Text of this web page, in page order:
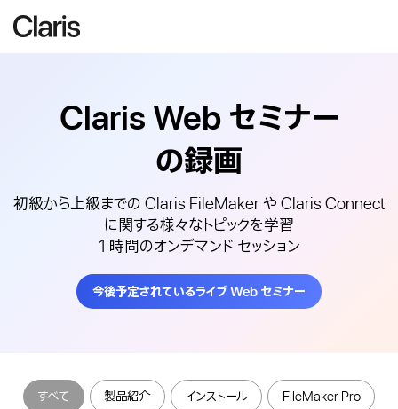
Claris Web セミナー
の録画
初級から上級までの Claris FileMaker や Claris Connect
に関する様々なトピックを学習
1 時間のオンデマンド セッション
今後予定されているライブ Web セミナー
すべて 製品紹介 インストール FileMaker Pro